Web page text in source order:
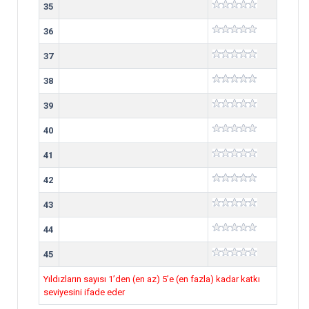
35
36
37
38
39
40
41
42
43
44
45
Yıldızların sayısı 1’den (en az) 5’e (en fazla) kadar katkı
seviyesini ifade eder